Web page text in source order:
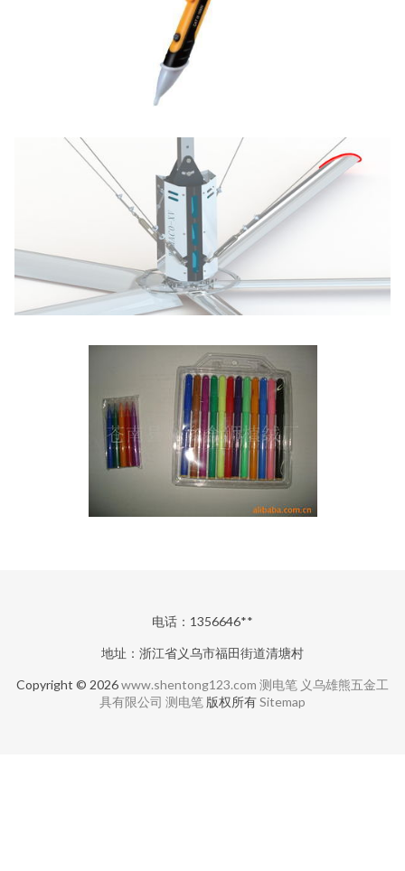
电话：1356646**
地址：浙江省义乌市福田街道清塘村
Copyright © 2026www.shentong123.com 测电笔 义乌雄熊五金工
具有限公司 测电笔 版权所有Sitemap